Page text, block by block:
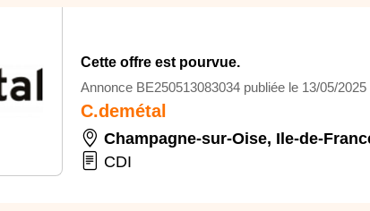
Cette offre est pourvue.
Annonce BE250513083034 publiée le 13/05/2025
C.demétal
Champagne-sur-Oise, Ile-de-
CDI